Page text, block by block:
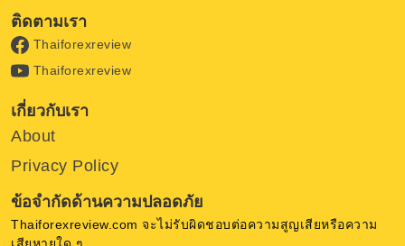
ติดตามเรา
Thaiforexreview
Thaiforexreview
เกี่ยวกับเรา
About
Privacy Policy
ข้อจำกัดด้านความปลอดภัย
Thaiforexreview.com จะไม่รับผิดชอบต่อความสูญเสียหรือความ